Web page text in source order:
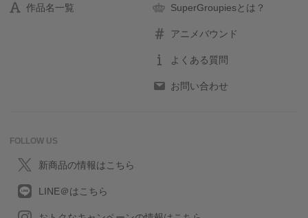
作品名一覧 SuperGroupiesとは？
アニメバウンド
よくある質問
お問い合わせ
FOLLOW US
新商品の情報はこちら
LINE＠はこちら